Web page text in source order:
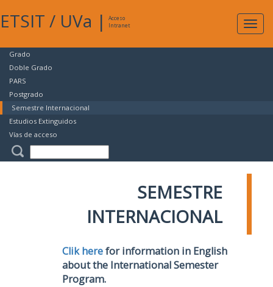
ETSIT / UVa |
Acceso
Intranet
Grado
Doble Grado
PARS
Postgrado
Semestre Internacional
Estudios Extinguidos
Vías de acceso
SEMESTRE
INTERNACIONAL
Clik herefor information in English
about the International Semester
Program.